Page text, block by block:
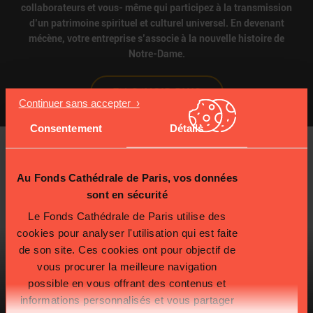
Consentement Détails
Au Fonds Cathédrale de Paris, vos données
sont en sécurité
Le Fonds Cathédrale de Paris utilise des
cookies pour analyser l'utilisation qui est faite
de son site. Ces cookies ont pour objectif de
vous procurer la meilleure navigation
possible en vous offrant des contenus et
informations personnalisés et vous partager
collaborateurs et vous- même qui participez à la transmission
d’un patrimoine spirituel et culturel universel. En devenant
mécène, votre entreprise s’associe à la nouvelle histoire de
Notre-Dame.
EN SAVOIR PLUS